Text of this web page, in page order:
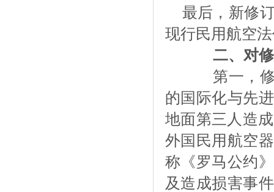
最后，新修
现行民用航空
二、对修
第一，修
的国际化与先
地面第三人造
外国民用航空
称《罗马公约
及造成损害事